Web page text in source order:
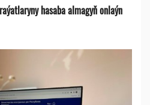
hasaba almagyň onlaýn